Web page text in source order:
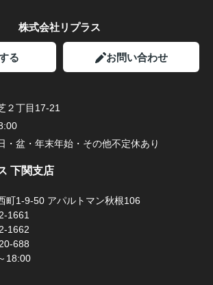
済物件一覧
もございます！
討の方はぜひこちらからお問合せ下さ
ら
スメ物件☆ リノベーション完
株式会社リプラス
る お問い合わせ
２丁目17-21
・盆・年末年始・その他不定休あり
下関支店
町1-9-50 アパルトマン秋根106
1661
1662
688
18:00